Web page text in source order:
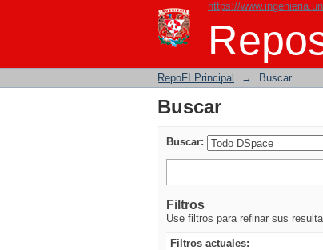
https://
Buscar
RepoFI Principal → Buscar
Buscar
Buscar:
Filtros
Use filtros para refinar sus
Filtros actuales: